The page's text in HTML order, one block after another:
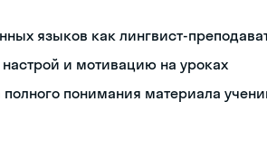
языков как лингвист-
и мотивацию на уроках
понимания материала